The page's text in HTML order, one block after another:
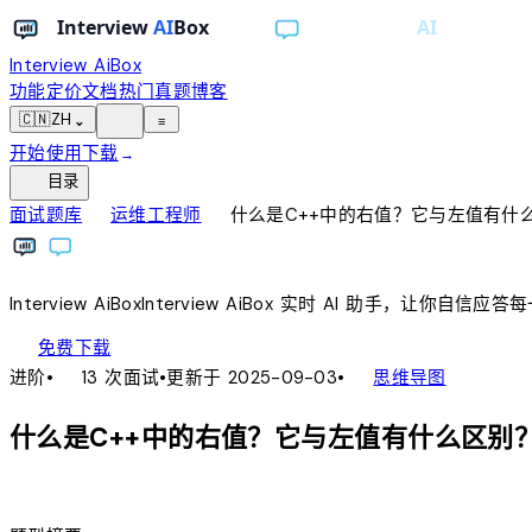
Interview AiBox
功能定价文档热门真题博客
🇨🇳ZH ⌄ ≡
开始使用下载 →
目录
面试题库chevron_right运维工程师chevron_right 什么是C++中的右值？它与左值有什
InterviewAiBoxInterviewAiBox实时 AI 助手，让你自信应答每
免费下载
进阶• 13 次面试•更新于 2025-09-03• account_tree思维导图
什么是C++中的右值？它与左值有什么区别？